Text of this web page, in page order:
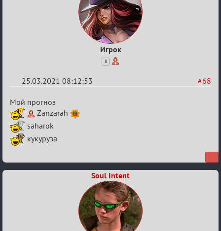
Игрок
8
#68
25.03.2021 08:12:53
Re:
ГОЛОС
МАФИИ
(обсуждение)
Мой прогноз
Zanzarah
saharok
кукуруза
Soul Intent